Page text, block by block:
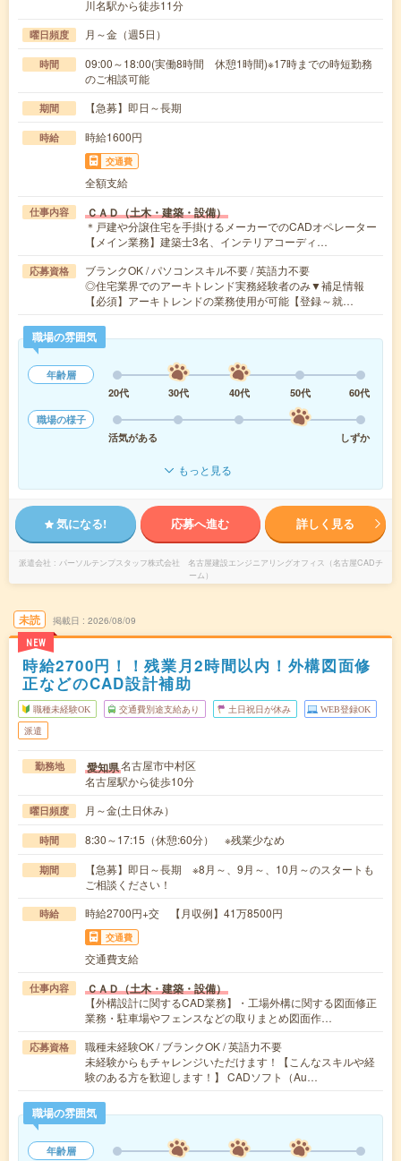
川名駅から徒歩11分
曜日頻度 月～金（週5日）
時間
09:00～18:00(実働8時間 休憩1時間)※17時までの時短勤務
のご相談可能
期間 【急募】即日～長期
時給 時給1600円
交通費
全額支給
仕事内容 ＣＡＤ（土木・建築・設備）
＊戸建や分譲住宅を手掛けるメーカーでのCADオペレーター
【メイン業務】建築士3名、インテリアコーディ…
応募資格
ブランクOK / パソコンスキル不要 / 英語力不要
◎住宅業界でのアーキトレンド実務経験者のみ▼補足情報
【必須】アーキトレンドの業務使用が可能【登録～就…
職場の雰囲気
年齢層
20代
30代 40代 50代
60代
職場の様子
活気がある
しずか
もっと見る
気になる! 応募へ進む 詳しく見る
派遣会社
パーソルテンプスタッフ株式会社 名古屋建設エンジニアリングオフィス（名古屋CADチ
ーム）
未読
NEW
掲載日 2026/08/09
時給2700円！！残業月2時間以内！外構図面修
正などのCAD設計補助
職種未経験OK 交通費別途支給あり 土日祝日が休み WEB登録OK
派遣
勤務地 愛知県名古屋市中村区
名古屋駅から徒歩10分
曜日頻度 月～金(土日休み）
時間 8:30～17:15（休憩:60分） ※残業少なめ
期間
【急募】即日～長期 ※8月～、9月～、10月～のスタートも
ご相談ください！
時給 時給2700円+交 【月収例】41万8500円
交通費
交通費支給
仕事内容 ＣＡＤ（土木・建築・設備）
【外構設計に関するCAD業務】・工場外構に関する図面修正
業務・駐車場やフェンスなどの取りまとめ図面作…
応募資格
職種未経験OK / ブランクOK / 英語力不要
未経験からもチャレンジいただけます！【こんなスキルや経
験のある方を歓迎します！】 CADソフト（Au…
職場の雰囲気
年齢層